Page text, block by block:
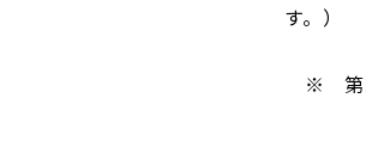
す。）
※ 第2